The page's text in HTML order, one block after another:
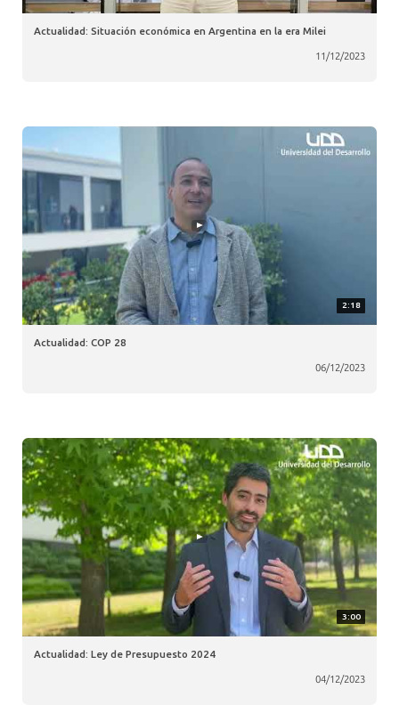
Actualidad: Situación económica en Argentina en la era Milei
11/12/2023
2:18
Actualidad: COP 28
06/12/2023
3:00
Actualidad: Ley de Presupuesto 2024
04/12/2023